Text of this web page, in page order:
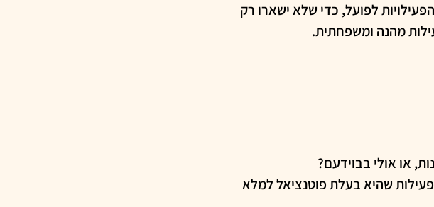
לפועל, כדי שלא ישארו רק
מהנה ומשפחתית.
או אולי בבוידעם?
פעילות שהיא בעלת פוטנציאל למלא